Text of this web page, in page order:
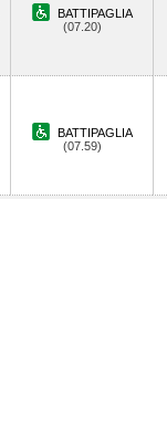
BATTIPAGLIA
(07.20)
BATTIPAGLIA
(07.59)